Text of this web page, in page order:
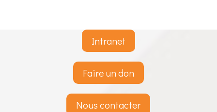
Intranet
Faire un don
Nous contacter